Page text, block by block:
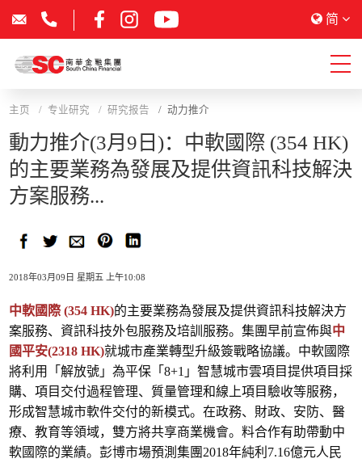
简
主页 专业研究 研究报告 动力推介
動力推介(3月9日)：中軟國際 (354 HK)
的主要業務為發展及提供資訊科技解決
方案服務...
2018年03月09日 星期五 上午10:08
中軟國際 (354 HK)的主要業務為發展及提供資訊科技解決方
案服務、資訊科技外包服務及培訓服務。集團早前宣佈與中
國平安(2318 HK)就城市產業轉型升級簽戰略協議。中軟國際
將利用「解放號」為平保「8+1」智慧城市雲項目提供項目採
購、項目交付過程管理、質量管理和線上項目驗收等服務，
形成智慧城市軟件交付的新模式。在政務、財政、安防、醫
療、教育等領域，雙方將共享商業機會。料合作有助帶動中
軟國際的業績。彭博市場預測集團2018年純利7.16億元人民